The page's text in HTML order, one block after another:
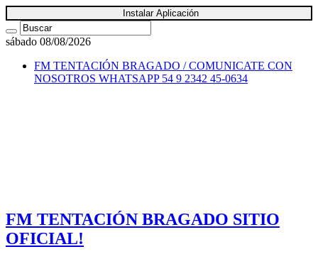
Instalar Aplicación
sábado 08/08/2026
FM TENTACIÓN BRAGADO / COMUNICATE CON
NOSOTROS WHATSAPP 54 9 2342 45-0634
FM TENTACIÓN BRAGADO SITIO
OFICIAL!